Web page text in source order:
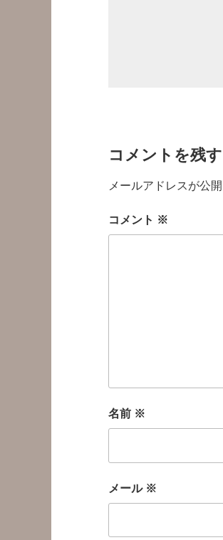
コメントを残す
メールアドレスが公
コメント ※
名前 ※
メール ※